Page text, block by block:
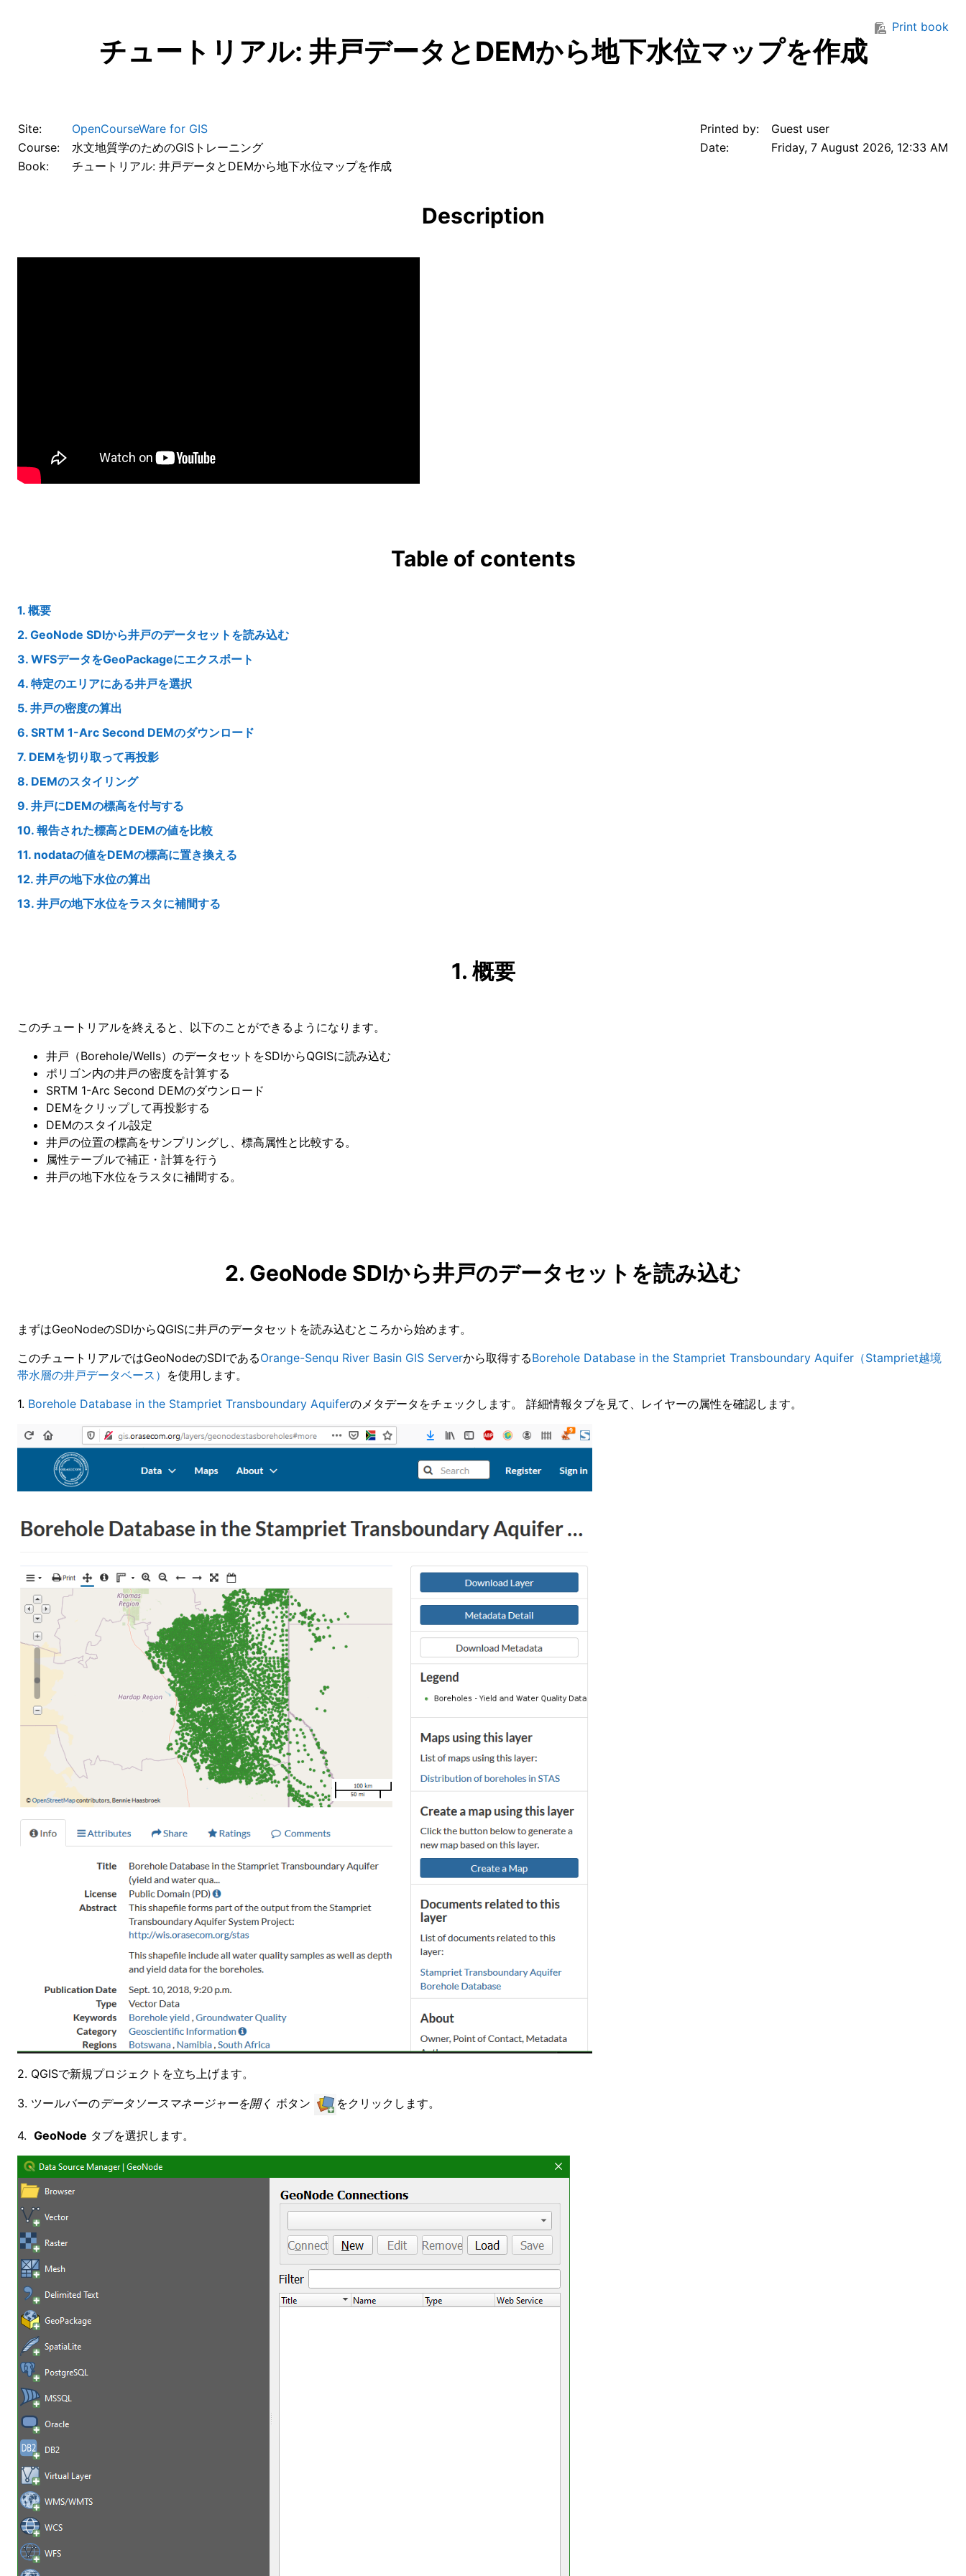
Print book
チュートリアル: 井戸データとDEMから地下水位マップを作成
Site:
OpenCourseWare for GIS
Course:
水文地質学のためのGISトレーニング
Book:
チュートリアル: 井戸データとDEMから地下水位マップを作成
Printed by:
Guest user
Date:
Friday, 7 August 2026, 12:33 AM
Description
Table of contents
1. 概要
2. GeoNode SDIから井戸のデータセットを読み込む
3. WFSデータをGeoPackageにエクスポート
4. 特定のエリアにある井戸を選択
5. 井戸の密度の算出
6. SRTM 1-Arc Second DEMのダウンロード
7. DEMを切り取って再投影
8. DEMのスタイリング
9. 井戸にDEMの標高を付与する
10. 報告された標高とDEMの値を比較
11. nodataの値をDEMの標高に置き換える
12. 井戸の地下水位の算出
13. 井戸の地下水位をラスタに補間する
1. 概要
このチュートリアルを終えると、以下のことができるようになります。
井戸（Borehole/Wells）のデータセットをSDIからQGISに読み込む
ポリゴン内の井戸の密度を計算する
SRTM 1-Arc Second DEMのダウンロード
DEMをクリップして再投影する
DEMのスタイル設定
井戸の位置の標高をサンプリングし、標高属性と比較する。
属性テーブルで補正・計算を行う
井戸の地下水位をラスタに補間する。
2. GeoNode SDIから井戸のデータセットを読み込む
まずはGeoNodeのSDIからQGISに井戸のデータセットを読み込むところから始めます。
このチュートリアルではGeoNodeのSDIであるOrange-Senqu River Basin GIS Serverから取得するBorehole Database in the Stampriet Transboundary Aquifer（Stampriet越境
帯水層の井戸データベース） を使用します。
1. Borehole Database in the Stampriet Transboundary Aquiferのメタデータをチェックします。 詳細情報タブを見て、レイヤーの属性を確認します。
2. QGISで新規プロジェクトを立ち上げます。
3. ツールバーのデータソースマネージャーを開く ボタン をクリックします。
4. GeoNode タブを選択します。